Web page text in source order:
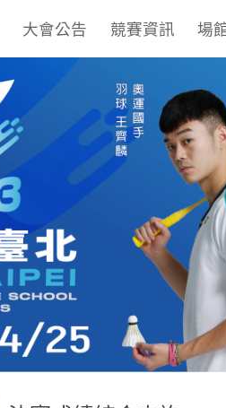
大會公告 競賽資訊 場